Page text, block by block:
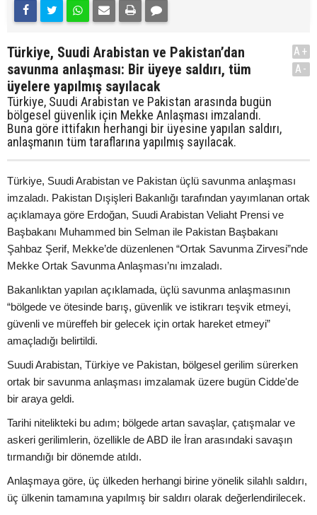
Türkiye, Suudi Arabistan ve Pakistan’dan
savunma anlaşması: Bir üyeye saldırı, tüm
üyelere yapılmış sayılacak
Türkiye, Suudi Arabistan ve Pakistan arasında bugün
bölgesel güvenlik için Mekke Anlaşması imzalandı.
Buna göre ittifakın herhangi bir üyesine yapılan saldırı,
anlaşmanın tüm taraflarına yapılmış sayılacak.
A+
A-
Türkiye, Suudi Arabistan ve Pakistan üçlü savunma anlaşması
imzaladı. Pakistan Dışişleri Bakanlığı tarafından yayımlanan ortak
açıklamaya göre Erdoğan, Suudi Arabistan Veliaht Prensi ve
Başbakanı Muhammed bin Selman ile Pakistan Başbakanı
Şahbaz Şerif, Mekke’de düzenlenen “Ortak Savunma Zirvesi”nde
Mekke Ortak Savunma Anlaşması’nı imzaladı.
Bakanlıktan yapılan açıklamada, üçlü savunma anlaşmasının
“bölgede ve ötesinde barış, güvenlik ve istikrarı teşvik etmeyi,
güvenli ve müreffeh bir gelecek için ortak hareket etmeyi”
amaçladığı belirtildi.
Suudi Arabistan, Türkiye ve Pakistan, bölgesel gerilim sürerken
ortak bir savunma anlaşması imzalamak üzere bugün Cidde'de
bir araya geldi.
Tarihi nitelikteki bu adım; bölgede artan savaşlar, çatışmalar ve
askeri gerilimlerin, özellikle de ABD ile İran arasındaki savaşın
tırmandığı bir dönemde atıldı.
Anlaşmaya göre, üç ülkeden herhangi birine yönelik silahlı saldırı,
üç ülkenin tamamına yapılmış bir saldırı olarak değerlendirilecek.